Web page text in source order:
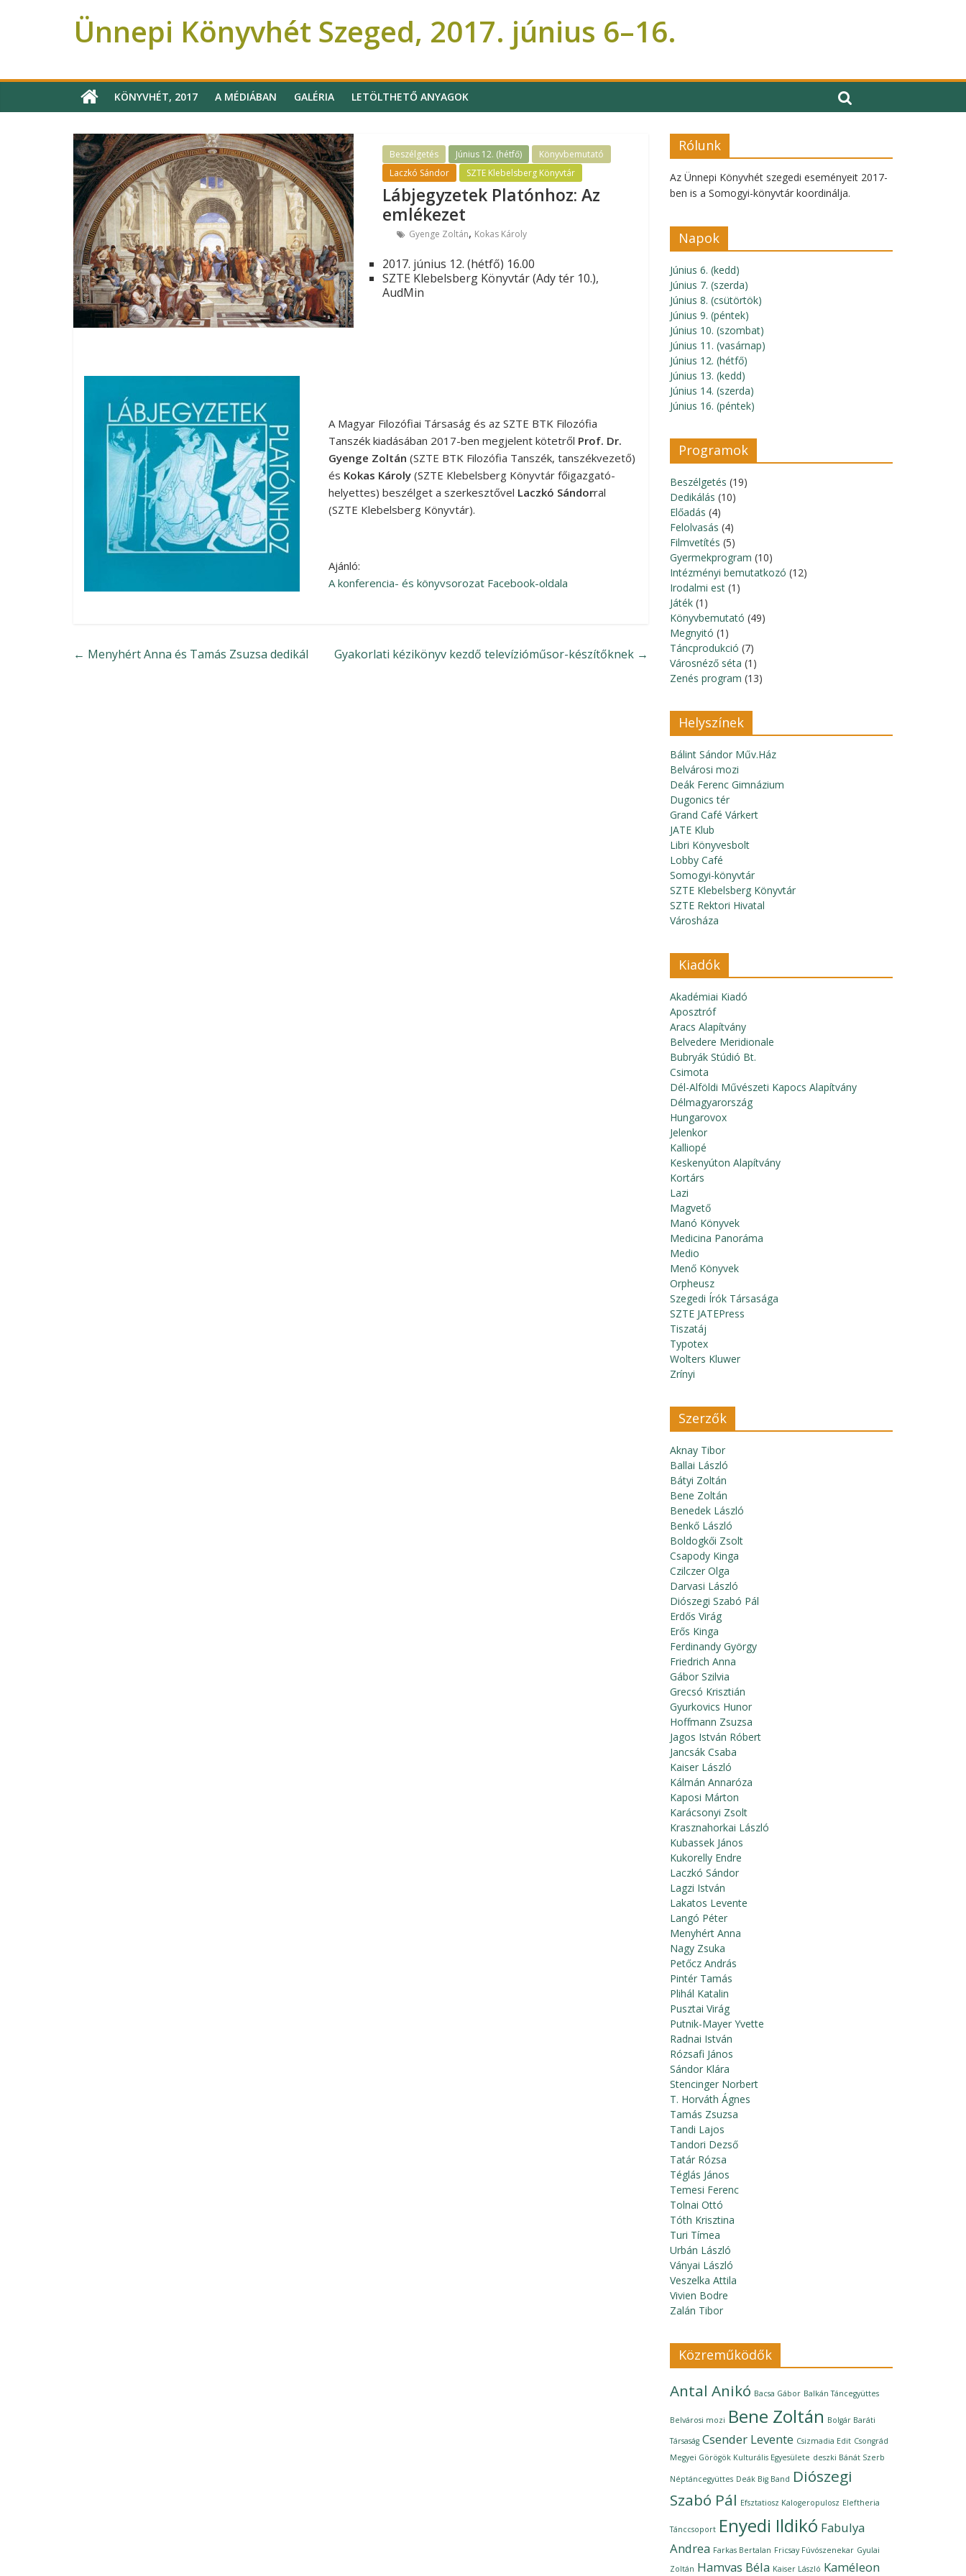
Ünnepi Könyvhét Szeged, 2017. június 6–16.
KÖNYVHÉT, 2017 A MÉDIÁBAN GALÉRIA LETÖLTHETŐ ANYAGOK
Beszélgetés Június 12. (hétfő)
Könyvbemutató
Laczkó Sándor
SZTE Klebelsberg Könyvtár
Lábjegyzetek Platónhoz: Az
emlékezet
Gyenge Zoltán, Kokas Károly
2017. június 12. (hétfő) 16.00
SZTE Klebelsberg Könyvtár (Ady tér 10.),
AudMin
A Magyar Filozófiai Társaság és az SZTE BTK Filozófia
Tanszék kiadásában 2017-ben megjelent kötetről Prof. Dr.
Gyenge Zoltán (SZTE BTK Filozófia Tanszék, tanszékvezető)
és Kokas Károly (SZTE Klebelsberg Könyvtár főigazgató-
helyettes) beszélget a szerkesztővel Laczkó Sándorral
(SZTE Klebelsberg Könyvtár).
Ajánló:
A konferencia- és könyvsorozat Facebook-oldala
Gyakorlati kézikönyv kezdő televízióműsor-készítőknek →
← Menyhért Anna és Tamás Zsuzsa dedikál
Rólunk
Az Ünnepi Könyvhét szegedi eseményeit 2017-
ben is a Somogyi-könyvtár koordinálja.
Napok
Június 6. (kedd)
Június 7. (szerda)
Június 8. (csütörtök)
Június 9. (péntek)
Június 10. (szombat)
Június 11. (vasárnap)
Június 12. (hétfő)
Június 13. (kedd)
Június 14. (szerda)
Június 16. (péntek)
Programok
Beszélgetés (19)
Dedikálás (10)
Előadás (4)
Felolvasás (4)
Filmvetítés (5)
Gyermekprogram (10)
Intézményi bemutatkozó (12)
Irodalmi est (1)
Játék (1)
Könyvbemutató (49)
Megnyitó (1)
Táncprodukció (7)
Városnéző séta (1)
Zenés program (13)
Helyszínek
Bálint Sándor Műv.Ház
Belvárosi mozi
Deák Ferenc Gimnázium
Dugonics tér
Grand Café Várkert
JATE Klub
Libri Könyvesbolt
Lobby Café
Somogyi-könyvtár
SZTE Klebelsberg Könyvtár
SZTE Rektori Hivatal
Városháza
Kiadók
Akadémiai Kiadó
Aposztróf
Aracs Alapítvány
Belvedere Meridionale
Bubryák Stúdió Bt.
Csimota
Dél-Alföldi Művészeti Kapocs Alapítvány
Délmagyarország
Hungarovox
Jelenkor
Kalliopé
Keskenyúton Alapítvány
Kortárs
Lazi
Magvető
Manó Könyvek
Medicina Panoráma
Medio
Menő Könyvek
Orpheusz
Szegedi Írók Társasága
SZTE JATEPress
Tiszatáj
Typotex
Wolters Kluwer
Zrínyi
Szerzők
Aknay Tibor
Ballai László
Bátyi Zoltán
Bene Zoltán
Benedek László
Benkő László
Boldogkői Zsolt
Csapody Kinga
Czilczer Olga
Darvasi László
Diószegi Szabó Pál
Erdős Virág
Erős Kinga
Ferdinandy György
Friedrich Anna
Gábor Szilvia
Grecsó Krisztián
Gyurkovics Hunor
Hoffmann Zsuzsa
Jagos István Róbert
Jancsák Csaba
Kaiser László
Kálmán Annaróza
Kaposi Márton
Karácsonyi Zsolt
Krasznahorkai László
Kubassek János
Kukorelly Endre
Laczkó Sándor
Lagzi István
Lakatos Levente
Langó Péter
Menyhért Anna
Nagy Zsuka
Petőcz András
Pintér Tamás
Plihál Katalin
Pusztai Virág
Putnik-Mayer Yvette
Radnai István
Rózsafi János
Sándor Klára
Stencinger Norbert
T. Horváth Ágnes
Tamás Zsuzsa
Tandi Lajos
Tandori Dezső
Tatár Rózsa
Téglás János
Temesi Ferenc
Tolnai Ottó
Tóth Krisztina
Turi Tímea
Urbán László
Ványai László
Veszelka Attila
Vivien Bodre
Zalán Tibor
Közreműködők
Antal Anikó Bacsa Gábor Balkán Táncegyüttes
Belvárosi mozi Bene Zoltán Bolgár Baráti
Társaság Csender Levente Csizmadia Edit Csongrád
Megyei Görögök Kulturális Egyesülete deszki Bánát Szerb
Néptáncegyüttes Deák Big Band Diószegi
Szabó Pál Efsztatiosz Kalogeropulosz Eleftheria
Tánccsoport Enyedi Ildikó Fabulya
Andrea Farkas Bertalan Fricsay Fúvószenekar Gyulai
Zoltán Hamvas Béla Kaiser László Kaméleon